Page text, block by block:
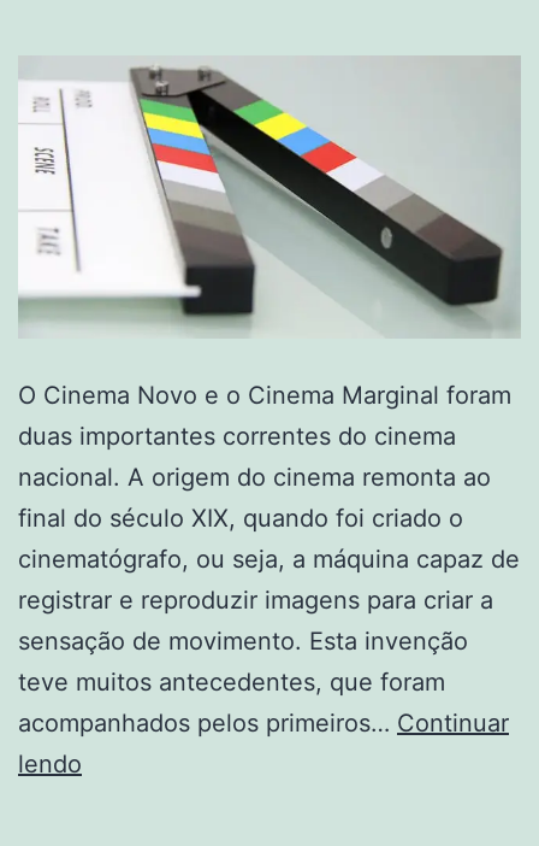
O Cinema Novo e o Cinema Marginal foram
duas importantes correntes do cinema
nacional. A origem do cinema remonta ao
final do século XIX, quando foi criado o
cinematógrafo, ou seja, a máquina capaz de
registrar e reproduzir imagens para criar a
sensação de movimento. Esta invenção
teve muitos antecedentes, que foram
acompanhados pelos primeiros… Continuar
lendo